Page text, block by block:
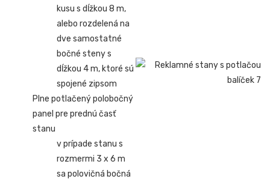
kusu s dĺžkou 8 m,
alebo rozdelená na
dve samostatné
bočné steny s
dĺžkou 4 m, ktoré sú
spojené zipsom
Plne potlačený polobočný
panel pre prednú časť
stanu
v prípade stanu s
rozmermi 3 x 6 m
sa polovičná bočná